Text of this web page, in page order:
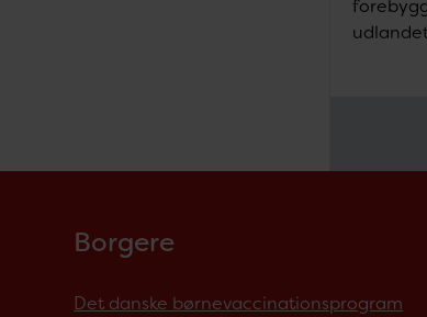
Borgere
Det danske børnevaccinationsprogram